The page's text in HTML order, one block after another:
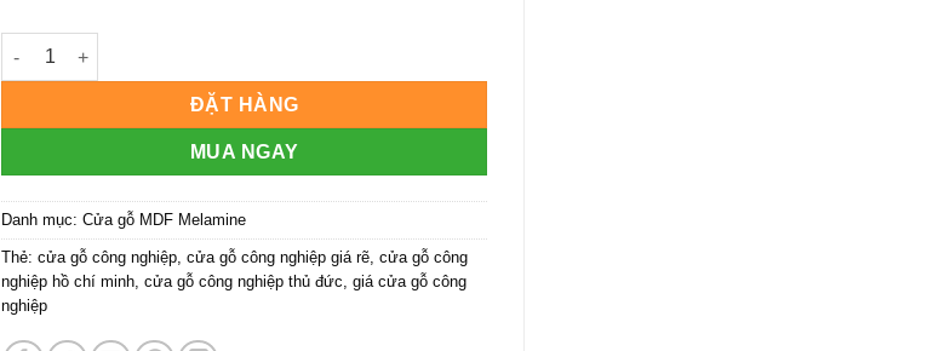
Cửa gỗ công nghiệp MDF phủ melamine KD.M2NM số lượng
ĐẶT HÀNG
MUA NGAY
Danh mục:Cửa gỗ MDF Melamine
Thẻ:cửa gỗ công nghiệp ,cửa gỗ công nghiệp giá rẽ ,cửa gỗ công
nghiệp hồ chí minh ,cửa gỗ công nghiệp thủ đức ,giá cửa gỗ công
nghiệp